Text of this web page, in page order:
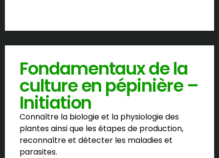
Fondamentaux de la
culture en pépinière –
Initiation
Connaître la biologie et la physiologie des
plantes ainsi que les étapes de production,
reconnaître et détecter les maladies et
parasites.